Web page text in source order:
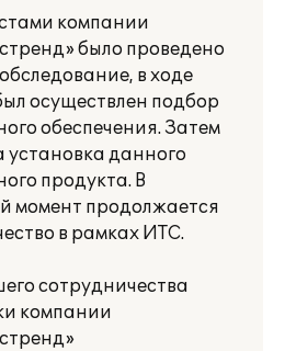
компании
было проведено
в ходе
осуществлен подбор
обеспечения. Затем
установка данного
продукта. В
момент продолжается
в рамках ИТС.
сотрудничества
компании